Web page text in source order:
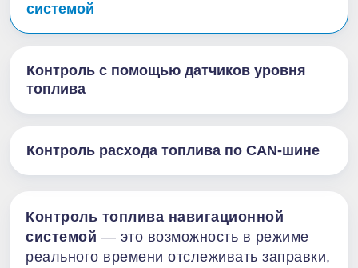
системой
Контроль с помощью датчиков уровня
топлива
Контроль расхода топлива по CAN-шине
Контроль топлива навигационной
системой — это возможность в режиме
реального времени отслеживать заправки,